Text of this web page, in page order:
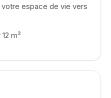
espace de vie vers
m²